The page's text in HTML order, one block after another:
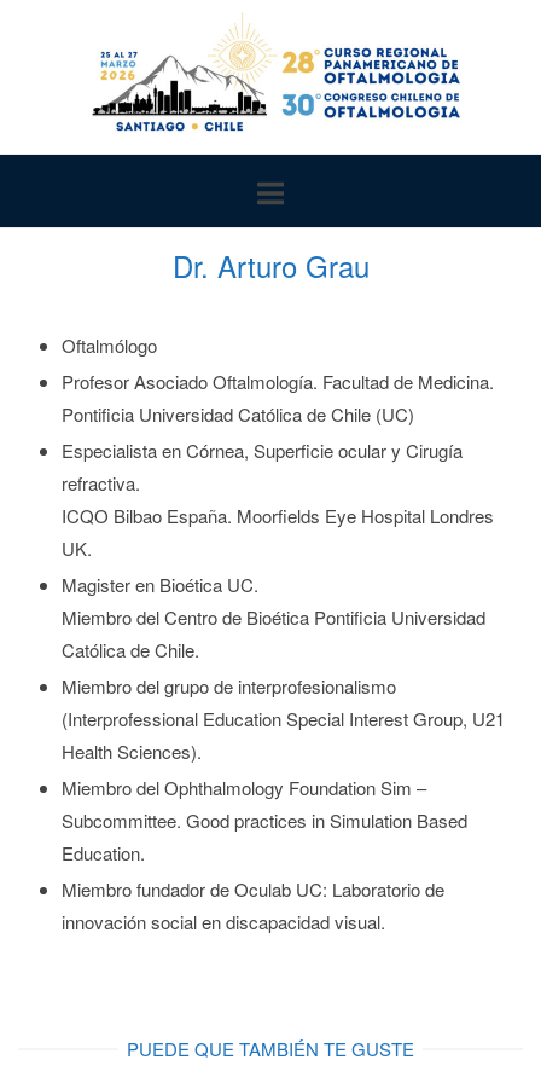
Dr. Arturo Grau
Oftalmólogo
Profesor Asociado Oftalmología. Facultad de Medicina.
Pontificia Universidad Católica de Chile (UC)
Especialista en Córnea, Superficie ocular y Cirugía
refractiva.
ICQO Bilbao España. Moorfields Eye Hospital Londres
UK.
Magister en Bioética UC.
Miembro del Centro de Bioética Pontificia Universidad
Católica de Chile.
Miembro del grupo de interprofesionalismo
(Interprofessional Education Special Interest Group, U21
Health Sciences).
Miembro del Ophthalmology Foundation Sim –
Subcommittee. Good practices in Simulation Based
Education.
Miembro fundador de Oculab UC: Laboratorio de
innovación social en discapacidad visual.
PUEDE QUE TAMBIÉN TE GUSTE